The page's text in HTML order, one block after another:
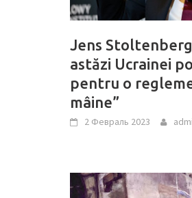
Jens
astăzi Ucrainei
pentru o
mâine”
2 Февраль 2023